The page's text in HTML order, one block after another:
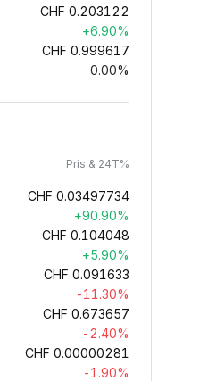
CHF 0.203122
+6.90%
CHF 0.999617
0.00%
Pris & 24T%
CHF 0.03497734
+90.90%
CHF 0.104048
+5.90%
CHF 0.091633
-11.30%
CHF 0.673657
-2.40%
CHF 0.00000281
-1.90%